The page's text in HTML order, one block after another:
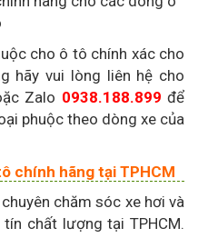
cho ô tô chính xác cho
hãy vui lòng liên hệ cho
Zalo 0938.188.899 để
phuộc theo dòng xe của
chính hãng tại TPHCM
chăm sóc xe hơi và
chất lượng tại TPHCM.